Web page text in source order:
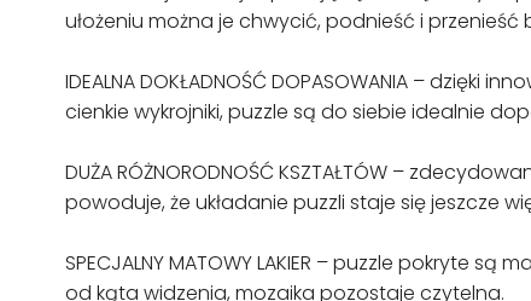
ułożeniu można je chwycić, podnieść i przenieść
IDEALNA DOKŁADNOŚĆ DOPASOWANIA –
cienkie wykrojniki, puzzle są do siebie idealnie
DUŻA RÓŻNORODNOŚĆ KSZTAŁTÓW –
powoduje, że układanie puzzli staje się jeszcze
SPECJALNY MATOWY LAKIER – puzzle pokryte
od kąta widzenia, mozaika pozostaje czytelna.